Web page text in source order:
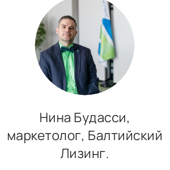
Нина Будасси,
маркетолог, Балтийский
Лизинг.